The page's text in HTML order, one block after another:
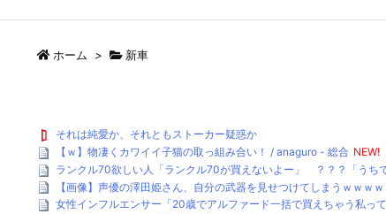
ホーム > 新車
それは純愛か、それともストーカー疑惑か
【ｗ】物凄くカワイイ子猫の取っ組み合い！ / anaguro - 総合 NEW!
ランクル70欲しい人「ランクル70が買えないよー」 ？？？「うち
【画像】声優の澤田姫さん、自分の武器を見せつけてしまうｗｗｗ
女性インフルエンサー「20歳でアルファード一括で買えちゃう私